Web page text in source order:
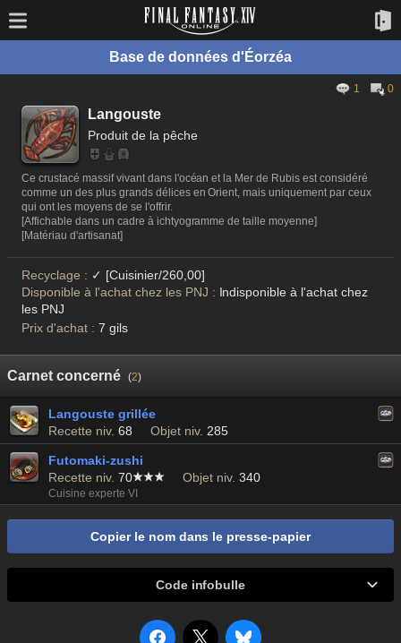
Base de données d'Éorzéa
1 0
Langouste
Produit de la pêche
Ce crustacé massif vivant dans l'océan et la Mer de Rubis est considéré
comme un des plus grands délices en Orient, mais uniquement par ceux
qui ont les moyens de se l'offrir.
[Affichable dans un cadre à ichtyogramme de taille moyenne]
[Matériau d'artisanat]
Recyclage : ✓ [Cuisinier/260,00]
Disponible à l'achat chez les PNJ : Indisponible à l'achat chez
les PNJ
Prix d'achat : 7 gils
Carnet concerné (2)
Langouste grillée
Recette niv. 68 Objet niv. 285
Futomaki-zushi
Recette niv. 70 Objet niv. 340
Cuisine experte VI
Copier le nom dans le presse-papier
Code infobulle